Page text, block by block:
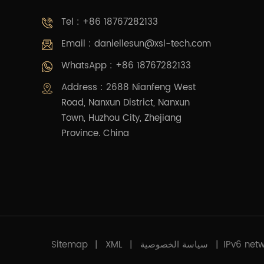
Tel : +86 18767282133
Email : daniellesun@xsl-tech.com
WhatsApp : +86 18767282133
Address : 2688 Nianfeng West
Road, Nanxun District, Nanxun
Town, Huzhou City, Zhejiang
Province. China
Sitemap | XML | سياسة الخصوصية | IPv6